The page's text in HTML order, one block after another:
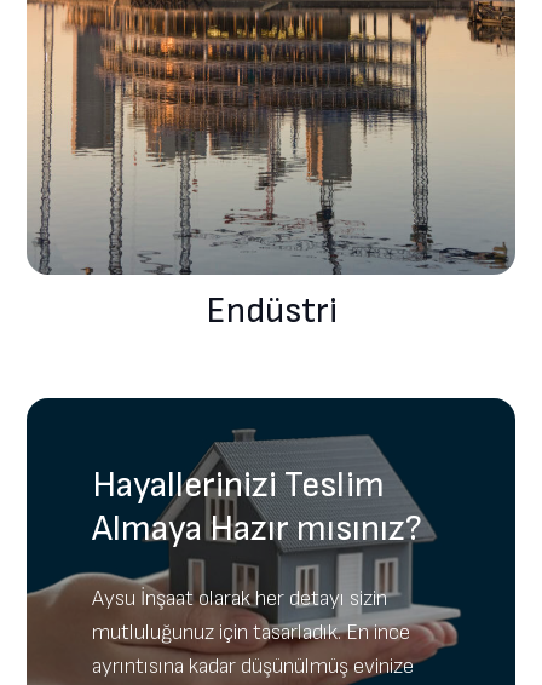
Endüstri
Hayallerinizi Teslim
Almaya Hazır mısınız?
Aysu İnşaat olarak her detayı sizin
mutluluğunuz için tasarladık. En ince
ayrıntısına kadar düşünülmüş evinize